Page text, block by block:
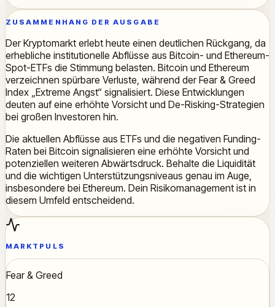
ZUSAMMENHANG DER AUSGABE
Der Kryptomarkt erlebt heute einen deutlichen Rückgang, da
erhebliche institutionelle Abflüsse aus Bitcoin- und Ethereum-
Spot-ETFs die Stimmung belasten. Bitcoin und Ethereum
verzeichnen spürbare Verluste, während der Fear & Greed
Index „Extreme Angst“ signalisiert. Diese Entwicklungen
deuten auf eine erhöhte Vorsicht und De-Risking-Strategien
bei großen Investoren hin.
Die aktuellen Abflüsse aus ETFs und die negativen Funding-
Raten bei Bitcoin signalisieren eine erhöhte Vorsicht und
potenziellen weiteren Abwärtsdruck. Behalte die Liquidität
und die wichtigen Unterstützungsniveaus genau im Auge,
insbesondere bei Ethereum. Dein Risikomanagement ist in
diesem Umfeld entscheidend.
MARKTPULS
Fear & Greed
12